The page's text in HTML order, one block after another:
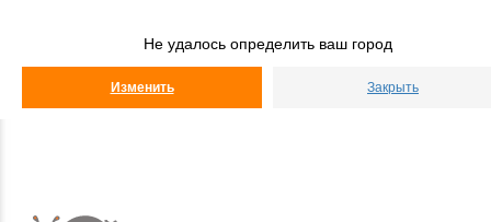
Не удалось определить ваш город
Изменить Закрыть